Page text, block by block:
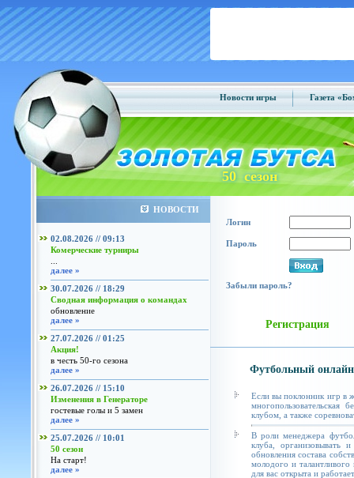
Новости игры Газета
50 сезон
НОВОСТИ
02.08.2026 // 09:13
Комерческие турниры
далее »
30.07.2026 // 18:29
Сводная информация о командах
обновление
далее »
27.07.2026 // 01:25
Акция!
в честь 50-го сезона
далее »
26.07.2026 // 15:10
Изменения в Генераторе
гостевые голы и 5 замен
далее »
25.07.2026 // 10:01
50 сезон
На старт!
далее »
Логин
Пароль
Забыли пароль?
Регистрация
Футбольный
Если вы поклонник игр в
клубом, а также
В роли менеджера
клуба, организовывать
обновления состава
молодого и талантливого
для вас открыта и